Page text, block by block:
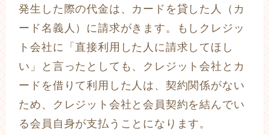
発生した際の代金は、カードを貸した人（カ
ード名義人）に請求がきます。もしクレジッ
ト会社に「直接利用した人に請求してほし
い」と言ったとしても、クレジット会社とカ
ードを借りて利用した人は、契約関係がない
ため、クレジット会社と会員契約を結んでい
る会員自身が支払うことになります。